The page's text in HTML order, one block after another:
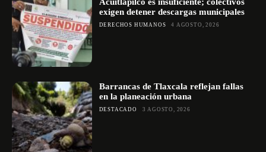
Acuitlapilco es insuficiente; colectivos
exigen detener descargas municipales
DERECHOS HUMANOS 4 AGOSTO, 2026
Barrancas de Tlaxcala reflejan fallas
en la planeación urbana
DESTACADO 3 AGOSTO, 2026